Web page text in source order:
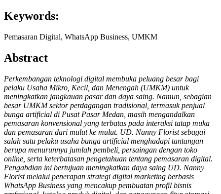
Keywords:
Pemasaran Digital, WhatsApp Business, UMKM
Abstract
Perkembangan teknologi digital membuka peluang besar bagi
pelaku Usaha Mikro, Kecil, dan Menengah (UMKM) untuk
meningkatkan jangkauan pasar dan daya saing. Namun, sebagian
besar UMKM sektor perdagangan tradisional, termasuk penjual
bunga artificial di Pusat Pasar Medan, masih mengandalkan
pemasaran konvensional yang terbatas pada interaksi tatap muka
dan pemasaran dari mulut ke mulut. UD. Nanny Florist sebagai
salah satu pelaku usaha bunga artificial menghadapi tantangan
berupa menurunnya jumlah pembeli, persaingan dengan toko
online, serta keterbatasan pengetahuan tentang pemasaran digital.
Pengabdian ini bertujuan meningkatkan daya saing UD. Nanny
Florist melalui penerapan strategi digital marketing berbasis
WhatsApp Business yang mencakup pembuatan profil bisnis